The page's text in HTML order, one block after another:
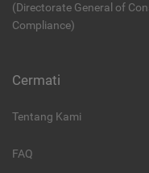
(Directorate General of
Compliance)
Cermati
Tentang Kami
FAQ